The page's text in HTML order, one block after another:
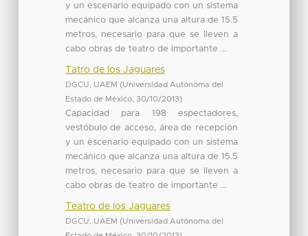
y un escenario equipado con un sistema
mecánico que alcanza una altura de 15.5
metros, necesario para que se lleven a
cabo obras de teatro de importante ...
Tatro de los Jaguares
DGCU, UAEM (Universidad Autónoma del
Estado de México, 30/10/2013)
Capacidad para 198 espectadores,
vestóbulo de acceso, área de recepción
y un escenario equipado con un sistema
mecánico que alcanza una altura de 15.5
metros, necesario para que se lleven a
cabo obras de teatro de importante ...
Teatro de los Jaguares
DGCU, UAEM (Universidad Autónoma del